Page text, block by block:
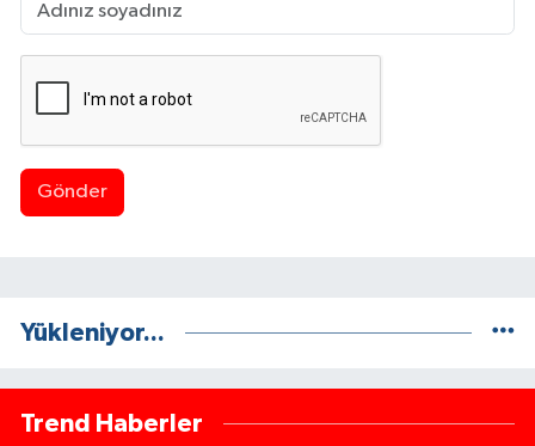
Gönder
Yükleniyor...
Trend Haberler